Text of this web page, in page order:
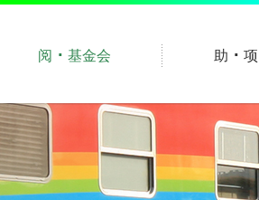
阅 · 基金会 助 ·